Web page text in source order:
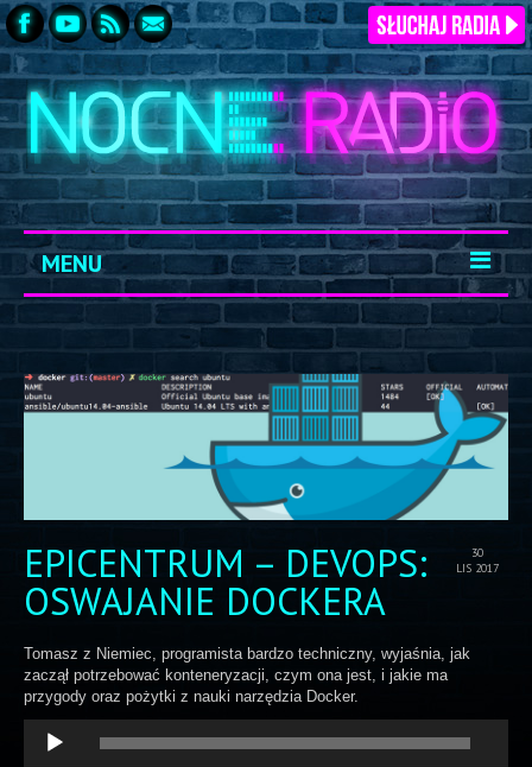
MENU
START
ARCHIWUM
30
LIS 2017
EPICENTRUM – DEVOPS:
OSWAJANIE DOCKERA
Tomasz z Niemiec, programista bardzo techniczny, wyjaśnia, jak
zaczął potrzebować konteneryzacji, czym ona jest, i jakie ma
przygody oraz pożytki z nauki narzędzia Docker.
Odtwarzacz
plików